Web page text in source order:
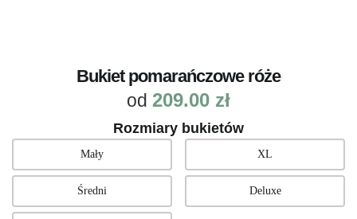
Bukiet pomarańczowe róże
od 209.00 zł
Rozmiary bukietów
Mały
Średni
XL
Deluxe